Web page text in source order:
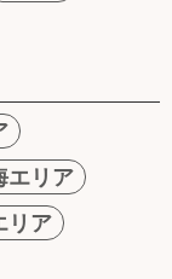
エリア
リア